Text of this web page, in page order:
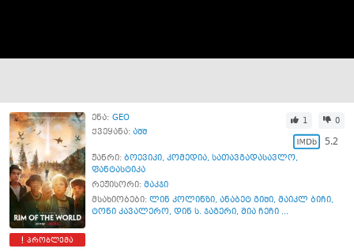
პრობლემა
ენა: GEO
ქვეყანა: აშშ
1 0
5.2
ჟანრი: ბოევიკი, კომედია, სათავგადასავლო,
ფანტასტიკა
რეჟისორი: მაკჯი
მსახიობები: ლინ კოლინზი, ანაბეტ გიში, მაიკლ ბიჩი,
ტონი კავალერო, დინ ს. ჯაგერი, მია ჩეჩი ...